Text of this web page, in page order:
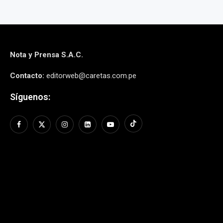
Nota y Prensa S.A.C.
Contacto: editorweb@caretas.com.pe
Síguenos: